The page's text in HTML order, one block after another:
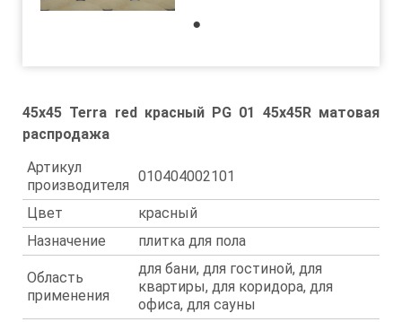
45x45 Terra red красный PG 01 45х45R матовая
распродажа
Артикул
производителя
010404002101
Цвет
красный
Назначение
плитка для пола
Область
применения
для бани, для гостиной, для
квартиры, для коридора, для
офиса, для сауны